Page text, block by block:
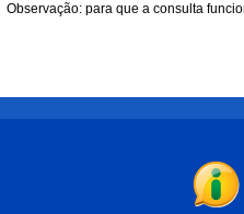
Observação: para que a consulta